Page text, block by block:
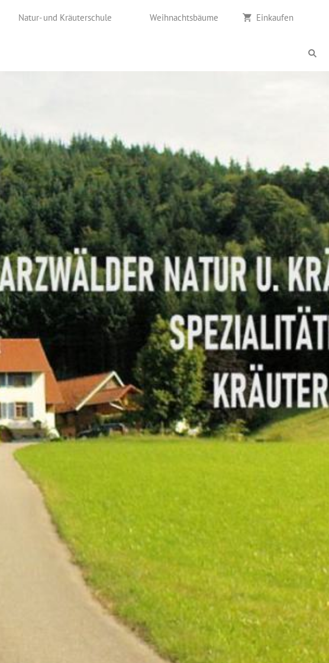
Natur- und Kräuterschule Weihnachtsbäume Einkaufen